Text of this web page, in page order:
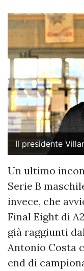
Il presidente
Un ultimo
Serie B
invece, che
Final Eight di
già raggiunti
Antonio Costa
end di